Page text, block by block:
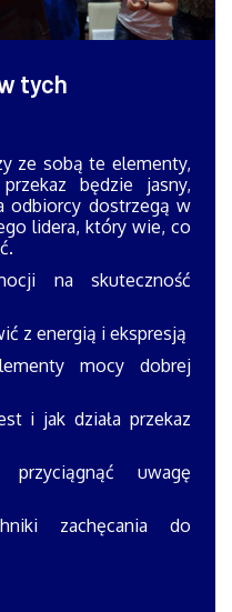
tych
ze sobą te elementy,
będzie jasny,
odbiorcy dostrzegą w
lidera, który wie, co
na skuteczność
z energią i ekspresją
mocy dobrej
i jak działa przekaz
uwagę
zachęcania do